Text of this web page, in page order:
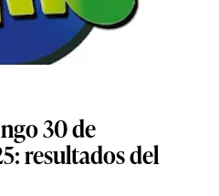
30 de
resultados del